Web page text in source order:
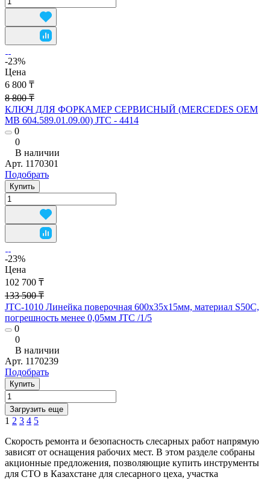
-23%
Цена
6 800 ₸
8 800 ₸
КЛЮЧ ДЛЯ ФОРКАМЕР СЕРВИСНЫЙ (MERCEDES OEM
MB 604.589.01.09.00) JTC - 4414
0
0
В наличии
Арт. 1170301
Подобрать
Купить
-23%
Цена
102 700 ₸
133 500 ₸
JTC-1010 Линейка поверочная 600х35х15мм, материал S50C,
погрешность менее 0,05мм JTC /1/5
0
0
В наличии
Арт. 1170239
Подобрать
Купить
Загрузить еще
1 2 3 4 5
Скорость ремонта и безопасность слесарных работ напрямую
зависят от оснащения рабочих мест. В этом разделе собраны
акционные предложения, позволяющие купить инструменты
для СТО в Казахстане для слесарного цеха, участка